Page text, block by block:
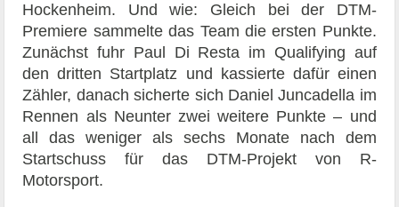
Hockenheim. Und wie: Gleich bei der DTM-
Premiere sammelte das Team die ersten Punkte.
Zunächst fuhr Paul Di Resta im Qualifying auf
den dritten Startplatz und kassierte dafür einen
Zähler, danach sicherte sich Daniel Juncadella im
Rennen als Neunter zwei weitere Punkte – und
all das weniger als sechs Monate nach dem
Startschuss für das DTM-Projekt von R-
Motorsport.